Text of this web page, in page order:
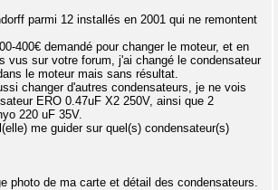
parmi 12 installés en 2001 qui ne remontent
400€ demandé pour changer le moteur, et en
vus sur votre forum, j'ai changé le condensateur
le moteur mais sans résultat.
changer d'autres condensateurs, je ne vois
ERO 0.47uF X2 250V, ainsi que 2
220 uF 35V.
me guider sur quel(s) condensateur(s)
photo de ma carte et détail des condensateurs.